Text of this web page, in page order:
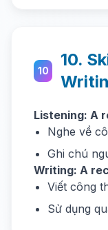
10
10.
Listening: A
Nghe về
Ghi chú
Writing: A
Viết công
Sử dụng